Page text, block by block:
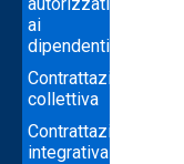
ai
dipendenti
Contrattazione
collettiva
Contrattazione
integrativa